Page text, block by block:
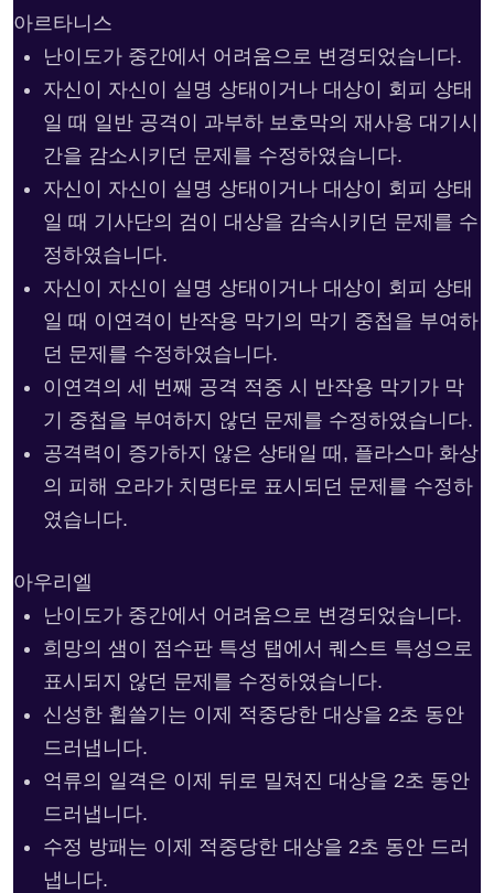
아르타니스
난이도가 중간에서 어려움으로 변경되었습니다.
자신이 자신이 실명 상태이거나 대상이 회피 상태
일 때 일반 공격이 과부하 보호막의 재사용 대기시
간을 감소시키던 문제를 수정하였습니다.
자신이 자신이 실명 상태이거나 대상이 회피 상태
일 때 기사단의 검이 대상을 감속시키던 문제를 수
정하였습니다.
자신이 자신이 실명 상태이거나 대상이 회피 상태
일 때 이연격이 반작용 막기의 막기 중첩을 부여하
던 문제를 수정하였습니다.
이연격의 세 번째 공격 적중 시 반작용 막기가 막
기 중첩을 부여하지 않던 문제를 수정하였습니다.
공격력이 증가하지 않은 상태일 때, 플라스마 화상
의 피해 오라가 치명타로 표시되던 문제를 수정하
였습니다.
아우리엘
난이도가 중간에서 어려움으로 변경되었습니다.
희망의 샘이 점수판 특성 탭에서 퀘스트 특성으로
표시되지 않던 문제를 수정하였습니다.
신성한 휩쓸기는 이제 적중당한 대상을 2초 동안
드러냅니다.
억류의 일격은 이제 뒤로 밀쳐진 대상을 2초 동안
드러냅니다.
수정 방패는 이제 적중당한 대상을 2초 동안 드러
냅니다.